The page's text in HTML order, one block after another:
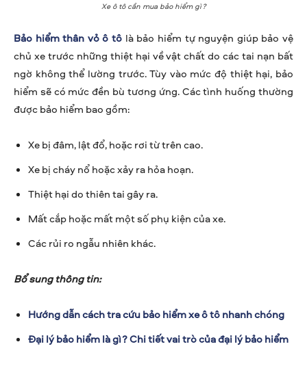
Xe ô tô cần mua bảo hiểm gì?
Bảo hiểm thân vỏ ô tô là bảo hiểm tự nguyện giúp bảo vệ
chủ xe trước những thiệt hại về vật chất do các tai nạn bất
ngờ không thể lường trước. Tùy vào mức độ thiệt hại, bảo
hiểm sẽ có mức đền bù tương ứng. Các tình huống thường
được bảo hiểm bao gồm:
Xe bị đâm, lật đổ, hoặc rơi từ trên cao.
Xe bị cháy nổ hoặc xảy ra hỏa hoạn.
Thiệt hại do thiên tai gây ra.
Mất cắp hoặc mất một số phụ kiện của xe.
Các rủi ro ngẫu nhiên khác.
Bổ sung thông tin:
Hướng dẫn cách tra cứu bảo hiểm xe ô tô nhanh chóng
Đại lý bảo hiểm là gì? Chi tiết vai trò của đại lý bảo hiểm